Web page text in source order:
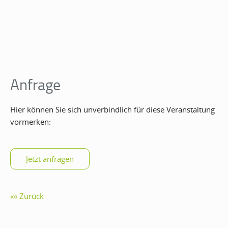
Anfrage
Hier können Sie sich unverbindlich für diese Veranstaltung
vormerken:
Zurück